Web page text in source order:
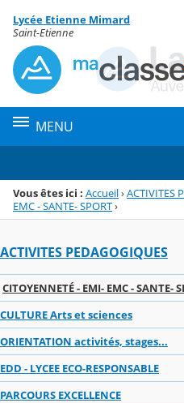
Menu de la rubrique
Contenu
Lycée Etienne Mimard
Saint-Etienne
MENU
Vous êtes ici : Accueil›ACTIVITES
EMC - SANTE- SPORT›
ACTIVITES PEDAGOGIQUES
CITOYENNETÉ - EMI- EMC - SANTE-
CULTURE Arts et sciences
ORIENTATION activités, stages...
EDD - LYCEE ECO-RESPONSABLE
PARCOURS EXCELLENCE